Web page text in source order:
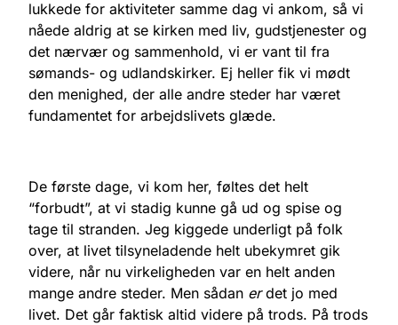
lukkede for aktiviteter samme dag vi ankom, så vi
nåede aldrig at se kirken med liv, gudstjenester og
det nærvær og sammenhold, vi er vant til fra
sømands- og udlandskirker. Ej heller fik vi mødt
den menighed, der alle andre steder har været
fundamentet for arbejdslivets glæde.
De første dage, vi kom her, føltes det helt
“forbudt”, at vi stadig kunne gå ud og spise og
tage til stranden. Jeg kiggede underligt på folk
over, at livet tilsyneladende helt ubekymret gik
videre, når nu virkeligheden var en helt anden
mange andre steder. Men sådan erdet jo med
livet. Det går faktisk altid videre på trods. På trods